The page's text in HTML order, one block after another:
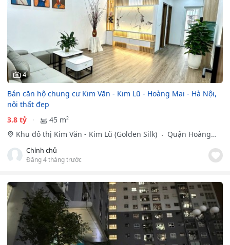
4
Bán căn hộ chung cư Kim Văn - Kim Lũ - Hoàng Mai - Hà Nội,
nội thất đẹp
3.8 tỷ
45 m²
Khu đô thị Kim Văn - Kim Lũ (Golden Silk)
Quận Hoàng
Mai, Hà Nội
Chính chủ
Đăng 4 tháng trước